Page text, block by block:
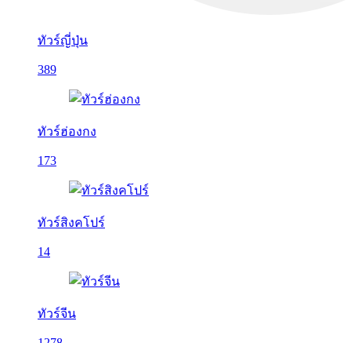
ทัวร์ญี่ปุ่น
389
ทัวร์ฮ่องกง
173
ทัวร์สิงคโปร์
14
ทัวร์จีน